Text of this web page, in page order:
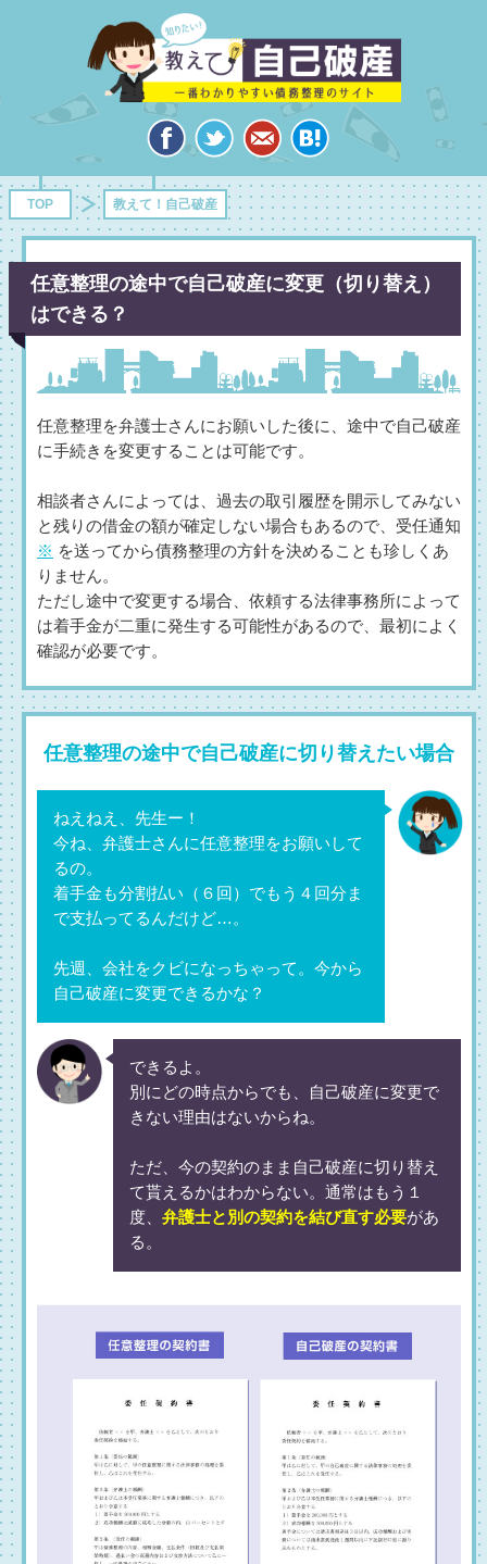
TOP 教えて！自己破産
任意整理の途中で自己破産に変更（切り替え）
はできる？
任意整理を弁護士さんにお願いした後に、途中で自己破産
に手続きを変更することは可能です。
相談者さんによっては、過去の取引履歴を開示してみない
と残りの借金の額が確定しない場合もあるので、受任通知
※ を送ってから債務整理の方針を決めることも珍しくあ
りません。
ただし途中で変更する場合、依頼する法律事務所によって
は着手金が二重に発生する可能性があるので、最初によく
確認が必要です。
任意整理の途中で自己破産に切り替えたい場合
ねえねえ、先生ー！
今ね、弁護士さんに任意整理をお願いして
るの。
着手金も分割払い（６回）でもう４回分ま
で支払ってるんだけど…。
先週、会社をクビになっちゃって。今から
自己破産に変更できるかな？
できるよ。
別にどの時点からでも、自己破産に変更で
きない理由はないからね。
ただ、今の契約のまま自己破産に切り替え
て貰えるかはわからない。通常はもう１
度、 弁護士と別の契約を結び直す必要があ
る。